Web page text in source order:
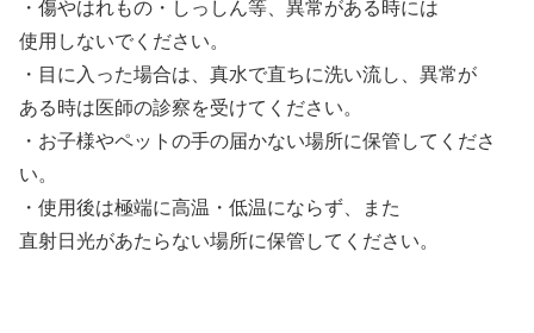
・傷やはれもの・しっしん等、異常がある時には
使用しないでください。
・目に入った場合は、真水で直ちに洗い流し、異常が
ある時は医師の診察を受けてください。
・お子様やペットの手の届かない場所に保管してくださ
い。
・使用後は極端に高温・低温にならず、また
直射日光があたらない場所に保管してください。